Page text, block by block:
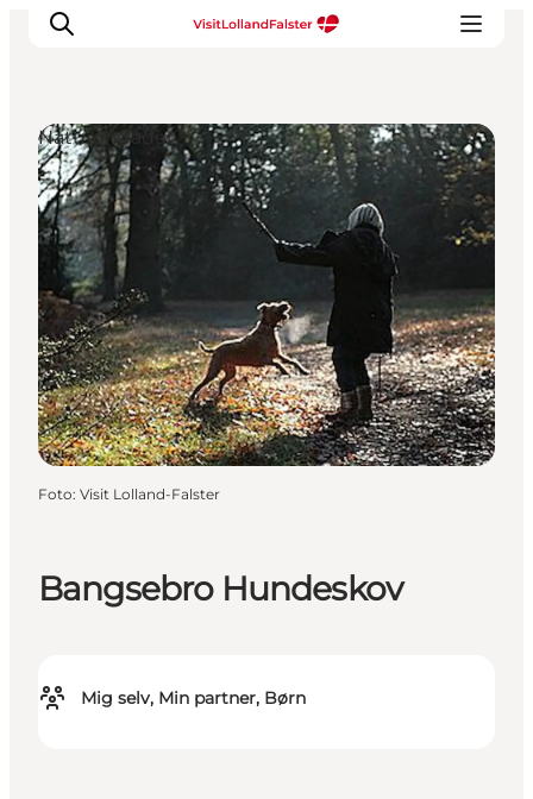
Oplevelser
I naturen
For børn
Kultur
Gastronomi
Planlæg din ferie
Bangsebro Hundeskov
Mig selv, Min partner, Børn
Naturområder
Foto: Visit Lolland-Falster